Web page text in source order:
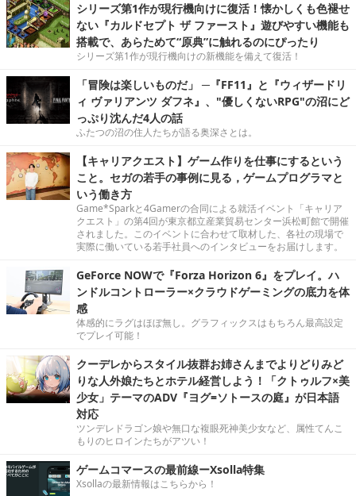
シリーズ第1作が現行機向けに復活！懐かしくも色褪せ
ない『カルドセプト ザ ファースト』遊びやすい機能も
搭載で、あらためて“原典”に触れるのにぴったり
シリーズ第1作が現行機向けの新機能を備えて復活！
「冒険は楽しいものだ」 ─『FF11』と『ウィザードリ
ィ ヴァリアンツ ダフネ』、"優しくないRPG"の沼にど
っぷり沈んだ4人の話
ふたつの沼の住人たちが語る奥深さとは。
【キャリアクエスト】ゲーム作りを仕事にするという
こと。セガの若手の事例に見る，ゲームプログラマと
いう働き方
Game*Sparkと4Gamerの合同による就活イベント「キャリア
クエスト」の第4回が東京都立産業貿易センター浜松町館で開催
されました。このイベントに合わせて取材した、各社の現場で
実際に働いている若手社員へのインタビューをお届けします。
GeForce NOWで『Forza Horizon 6』をプレイ。ハ
ンドルコントローラー×クラウドゲーミングの底力を体
感
体感的にラグはほぼ無し。グラフィックスはもちろん最高設定
でプレイ可能！
クーデレからスタイル抜群お姉さんまでよりどりみど
りな人外娘たちとホテル経営しよう！「クトゥルフ×美
少女」テーマのADV『ヨグ=ソトースの庭』が日本語
対応
ツンデレドラゴン娘や無口な複眼死神美少女など、属性てんこ
もりのヒロインたちがアツい！
ゲームコマースの最前線ーXsolla特集
Xsollaの最新情報はこちらから！